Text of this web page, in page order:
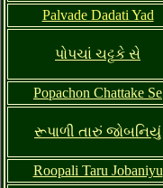
Palvade Dadati Yad
પોપચાં ચટ્ટકે સે
Popachon Chattake Se
રૂપાળી તારું જોબનિયું
Roopali Taru Jobaniyu